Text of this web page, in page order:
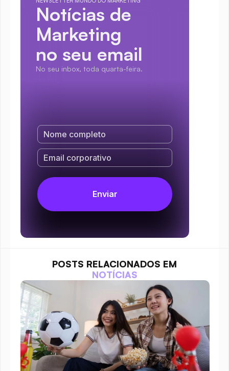
Notícias de
Marketing
no seu email
No seu inbox, toda quarta-feira.
POSTS RELACIONADOS EM
NOTÍCIAS